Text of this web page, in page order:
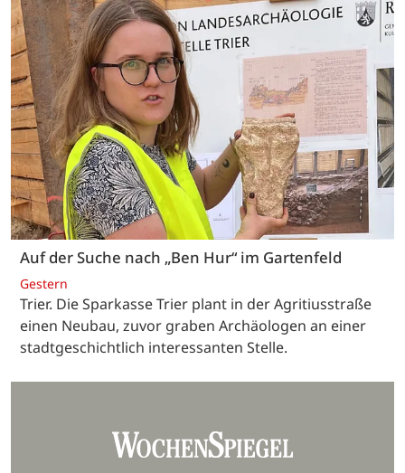
Auf der Suche nach „Ben Hur“ im Gartenfeld
Gestern
Trier. Die Sparkasse Trier plant in der Agritiusstraße
einen Neubau, zuvor graben Archäologen an einer
stadtgeschichtlich interessanten Stelle.